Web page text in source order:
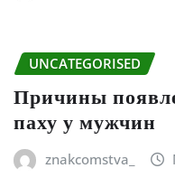
UNCATEGORISED
Причины
паху у мужчин
znakcomstva_